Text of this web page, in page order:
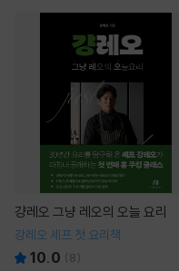
걍레오 그냥 레오의 오늘 요리
강레오 셰프 첫 요리책
10.0 (8)